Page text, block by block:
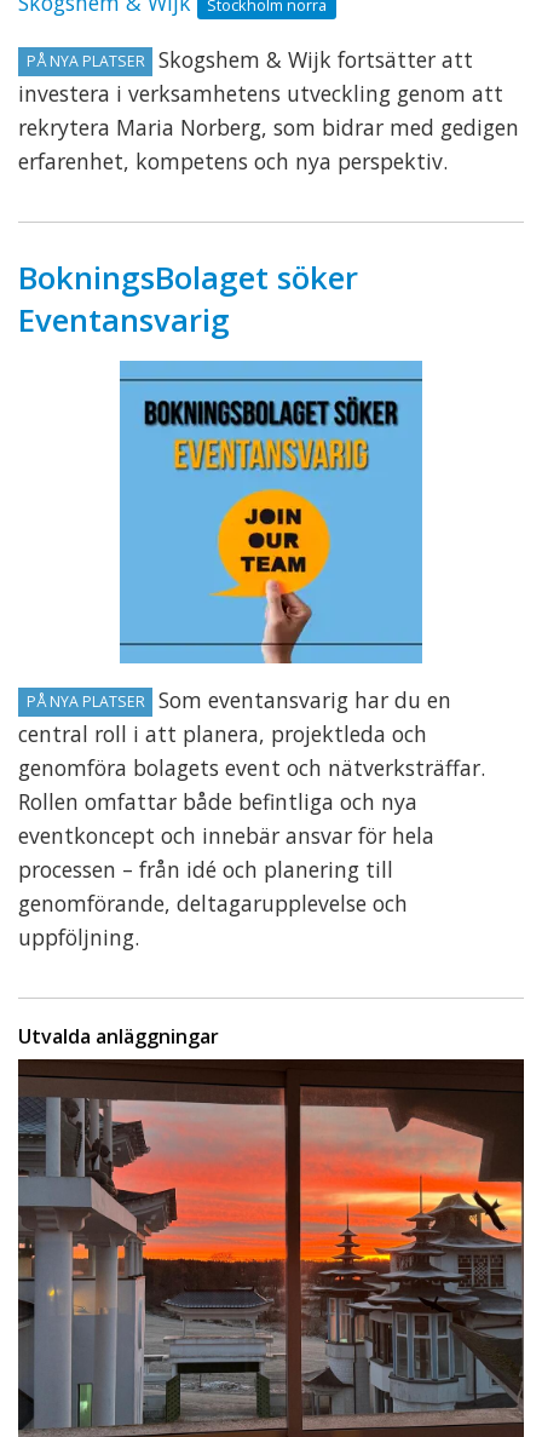
Stockholm norra
PÅ NYA PLATSER
Skogshem & Wijk fortsätter att
investera i verksamhetens utveckling genom att
rekrytera Maria Norberg, som bidrar med gedigen
erfarenhet, kompetens och nya perspektiv.
BokningsBolaget söker
Eventansvarig
PÅ NYA PLATSER
Som eventansvarig har du en
central roll i att planera, projektleda och
genomföra bolagets event och nätverksträffar.
Rollen omfattar både befintliga och nya
eventkoncept och innebär ansvar för hela
processen – från idé och planering till
genomförande, deltagarupplevelse och
uppföljning.
Utvalda anläggningar